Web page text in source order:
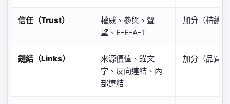
信任（Trust）
權威、參與、聲
望、E-E-A-T
加分（持續
鏈結（Links）
來源價值、錨文
字、反向連結、內
部連結
加分（品質